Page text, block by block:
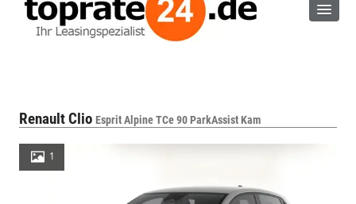
Renault Clio Esprit Alpine TCe 90 ParkAssist Kam
1